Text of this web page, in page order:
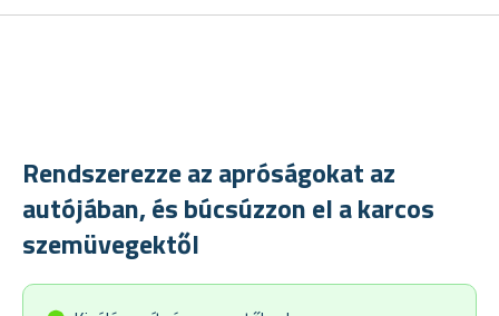
Rendszerezze az apróságokat az
autójában, és búcsúzzon el a karcos
szemüvegektől